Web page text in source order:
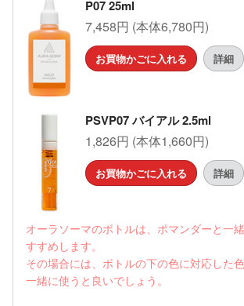
P07 25ml
7,458円 (本体6,780円)
お買物かごに入れる 詳細
PSVP07 バイアル 2.5ml
1,826円 (本体1,660円)
お買物かごに入れる 詳細
オーラソーマのボトルは、ポマンダーと一
すすめします。
その場合には、ボトルの下の色に対応した
一緒に使うと良いでしょう。